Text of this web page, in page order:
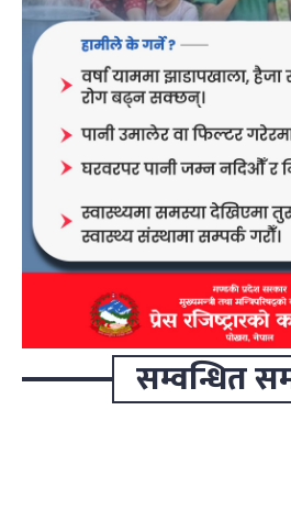
सम्वन्धित